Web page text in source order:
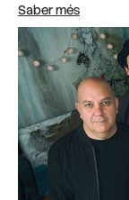
Saber més